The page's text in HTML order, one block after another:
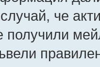
че
получили